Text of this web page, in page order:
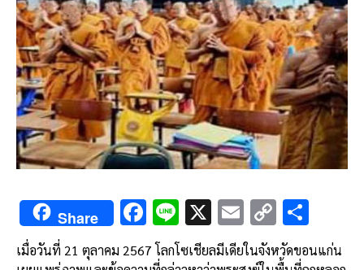
Share F
ac
Li
n
X E
m
C
o
เมื่อวันที่ 21 ตุลาคม 2567 โลกโซเชียลมีเดียในจังหวัดขอนแก่น